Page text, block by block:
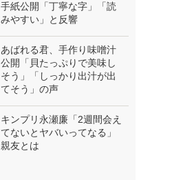
手紙公開「丁寧な字」「読
みやすい」と反響
あばれる君、手作り味噌汁
公開「貝たっぷりで美味し
そう」「しっかり出汁が出
てそう」の声
キンプリ永瀬廉「2週間会え
てないとヤバいってなる」
親友とは